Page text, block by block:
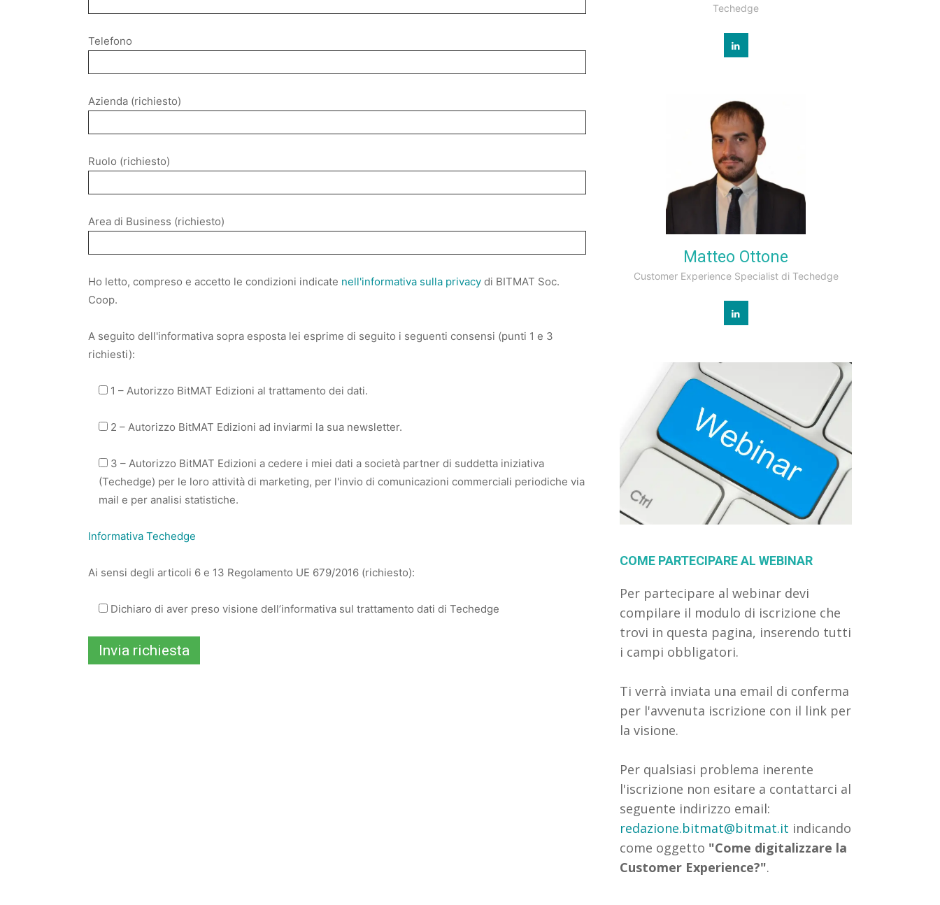
Telefono
Azienda (richiesto)
Ruolo (richiesto)
Area di Business (richiesto)
Ho letto, compreso e accetto le condizioni indicate nell'informativa sulla privacy di BITMAT Soc.
Coop.
A seguito dell'informativa sopra esposta lei esprime di seguito i seguenti consensi (punti 1 e 3
richiesti):
1 – Autorizzo BitMAT Edizioni al trattamento dei dati.
2 – Autorizzo BitMAT Edizioni ad inviarmi la sua newsletter.
3 – Autorizzo BitMAT Edizioni a cedere i miei dati a società partner di suddetta iniziativa
(Techedge) per le loro attività di marketing, per l'invio di comunicazioni commerciali periodiche via
mail e per analisi statistiche.
Informativa Techedge
Ai sensi degli articoli 6 e 13 Regolamento UE 679/2016 (richiesto):
Dichiaro di aver preso visione dell’informativa sul trattamento dati di Techedge
Techedge
Matteo Ottone
Customer Experience Specialist di Techedge
COME PARTECIPARE AL WEBINAR
Per partecipare al webinar devi
compilare il modulo di iscrizione che
trovi in questa pagina, inserendo tutti
i campi obbligatori.
Ti verrà inviata una email di conferma
per l'avvenuta iscrizione con il link per
la visione.
Per qualsiasi problema inerente
l'iscrizione non esitare a contattarci al
seguente indirizzo email:
redazione.bitmat@bitmat.it indicando
come oggetto "Come digitalizzare la
Customer Experience?".